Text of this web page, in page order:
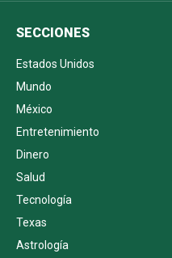
SECCIONES
Estados Unidos
Mundo
México
Entretenimiento
Dinero
Salud
Tecnología
Texas
Astrología